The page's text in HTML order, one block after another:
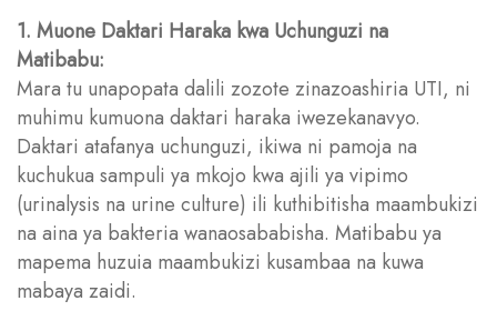
1. Muone Daktari Haraka kwa Uchunguzi na
Matibabu:
Mara tu unapopata dalili zozote zinazoashiria UTI, ni
muhimu kumuona daktari haraka iwezekanavyo.
Daktari atafanya uchunguzi, ikiwa ni pamoja na
kuchukua sampuli ya mkojo kwa ajili ya vipimo
(urinalysis na urine culture) ili kuthibitisha maambukizi
na aina ya bakteria wanaosababisha. Matibabu ya
mapema huzuia maambukizi kusambaa na kuwa
mabaya zaidi.